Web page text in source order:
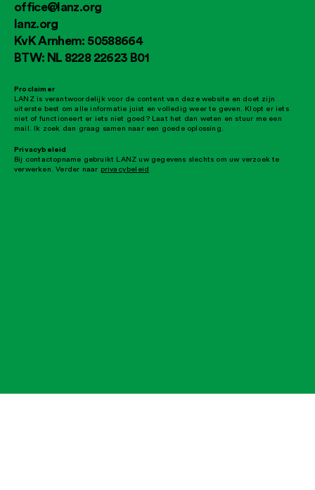
office@lanz.org
lanz.org
KvK Arnhem: 50588664
BTW: NL 8228 22623 B01
Proclaimer
LANZ is verantwoordelijk voor de content van deze website en doet zijn
uiterste best om alle informatie juist en volledig weer te geven. Klopt er iets
niet of functioneert er iets niet goed? Laat het dan weten en stuur me een
mail. Ik zoek dan graag samen naar een goede oplossing.
Privacybeleid
Bij contactopname gebruikt LANZ uw gegevens slechts om uw verzoek te
verwerken. Verder naar privacybeleid